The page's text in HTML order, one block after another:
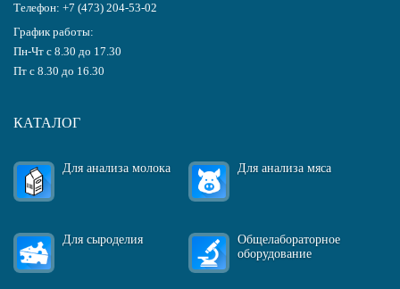
Телефон: +7 (473) 204-53-02
График работы:
Пн-Чт с 8.30 до 17.30
Пт с 8.30 до 16.30
КАТАЛОГ
Для анализа молока Для анализа мяса
Для сыроделия
Общелабораторное
оборудование